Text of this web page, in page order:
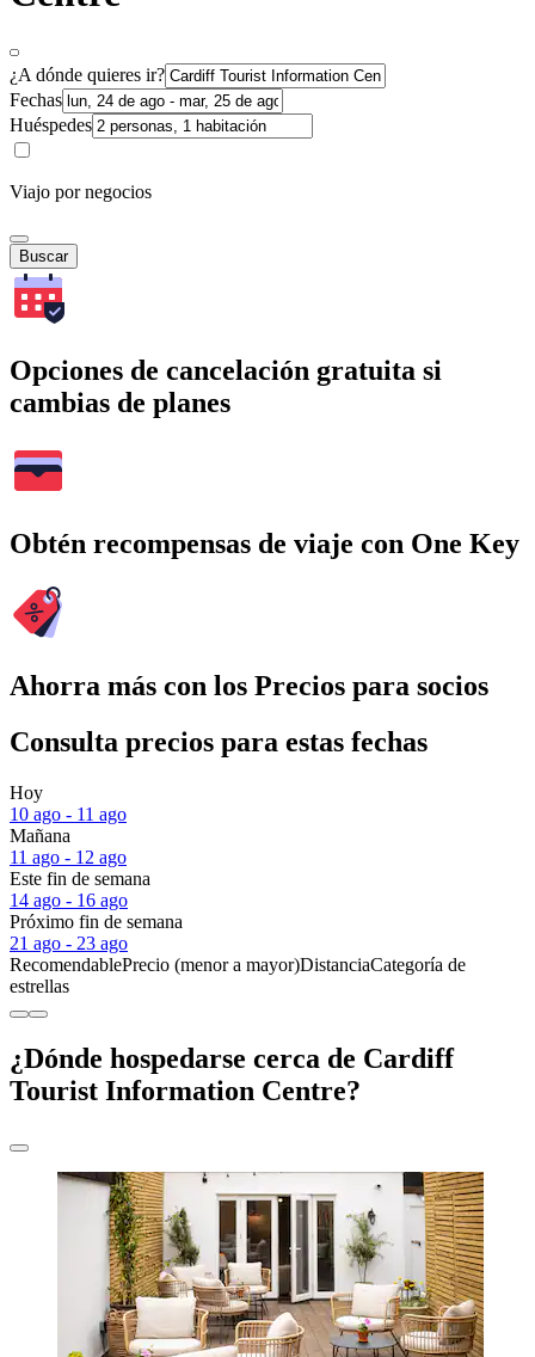
¿A dónde quieres ir?
Fechas
Huéspedes
Viajo por negocios
Buscar
Opciones de cancelación gratuita si
cambias de planes
Obtén recompensas de viaje con One Key
Ahorra más con los Precios para socios
Consulta precios para estas fechas
Hoy
10 ago - 11 ago
Mañana
11 ago - 12 ago
Este fin de semana
14 ago - 16 ago
Próximo fin de semana
21 ago - 23 ago
RecomendablePrecio (menor a mayor)DistanciaCategoría de
estrellas
¿Dónde hospedarse cerca de Cardiff
Tourist Information Centre?